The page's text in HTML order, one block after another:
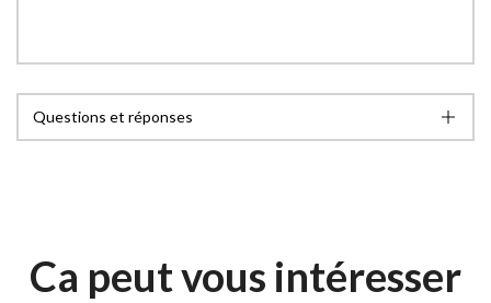
Questions et réponses
Ca peut vous intéresser